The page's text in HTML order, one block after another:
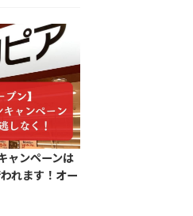
ャンペーンは
れます！オー